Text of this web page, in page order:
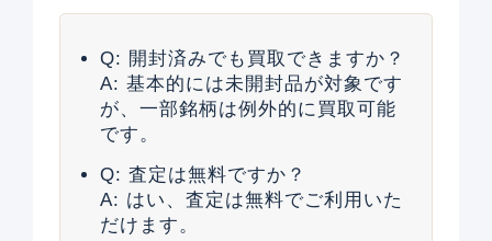
Q: 開封済みでも買取できますか？
A: 基本的には未開封品が対象です
が、一部銘柄は例外的に買取可能
です。
Q: 査定は無料ですか？
A: はい、査定は無料でご利用いた
だけます。